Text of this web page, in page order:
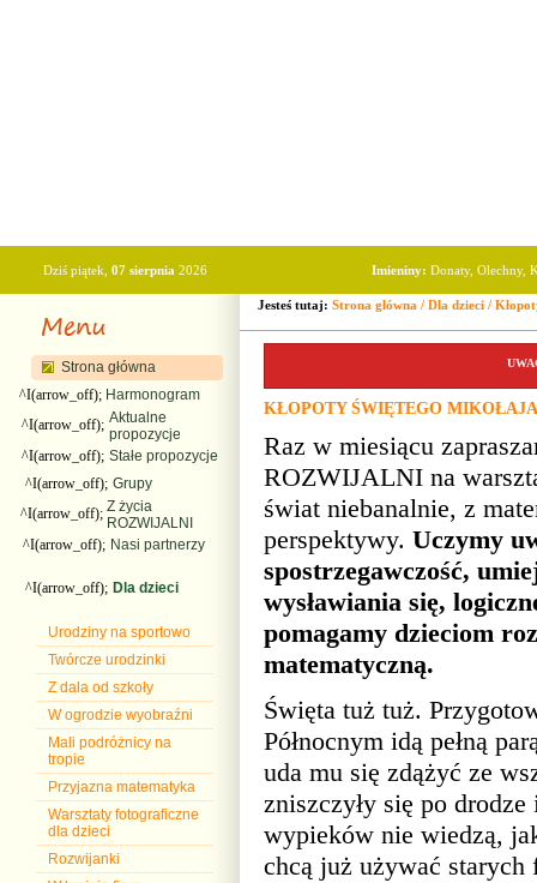
Dziś piątek, 07 sierpnia 2026 Imieniny: Donaty, Olechny,
Strona główna
^I(arrow_off); Harmonogram
^I(arrow_off); Aktualne
propozycje
^I(arrow_off); Stałe propozycje
^I(arrow_off); Grupy
^I(arrow_off); Z życia
ROZWIJALNI
^I(arrow_off); Nasi partnerzy
^I(arrow_off); Dla dzieci
Urodziny na sportowo
Twórcze urodzinki
Z dala od szkoły
W ogrodzie wyobraźni
Mali podróżnicy na
tropie
Przyjazna matematyka
Warsztaty fotograficzne
dla dzieci
Rozwijanki
Jesteś tutaj: Strona główna / Dla dzieci /
KŁOPOTY ŚWIĘTEGO MIKOŁAJA
Raz w miesiącu
ROZWIJALNI na
świat niebanalnie, z
perspektywy. Uczymy
spostrzegawczość,
wysławiania się,
pomagamy dzieciom
matematyczną.
Święta tuż tuż.
Północnym idą pełną
uda mu się zdążyć ze
zniszczyły się po
wypieków nie wiedzą,
chcą już używać